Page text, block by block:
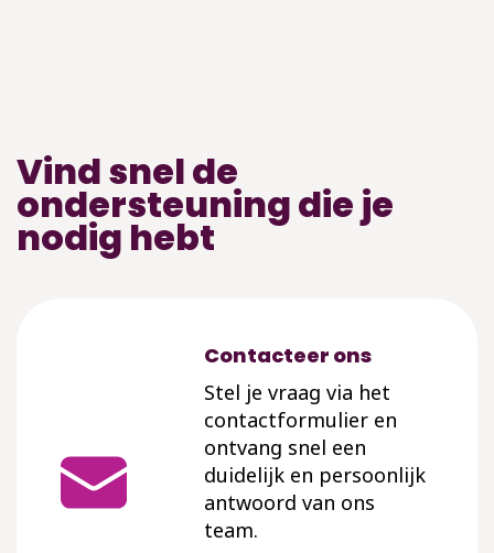
Vind snel de
ondersteuning die je
nodig hebt
Contacteer ons
Stel je vraag via het
contactformulier en
ontvang snel een
duidelijk en persoonlijk
antwoord van ons
team.